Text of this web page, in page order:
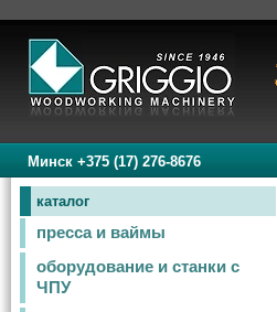
Минск +375 (17) 276-8676
каталог
пресса и ваймы
оборудование и станки с
ЧПУ